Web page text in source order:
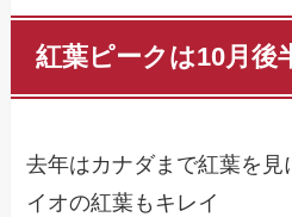
紅葉ピークは10月後
去年はカナダまで紅葉を
イオの紅葉もキレイ